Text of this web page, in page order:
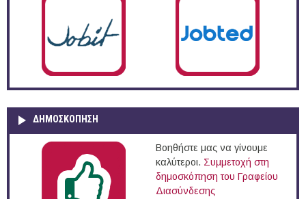
ΔΗΜΟΣΚΌΠΗΣΗ
Βοηθήστε μας να γίνουμε
καλύτεροι. Συμμετοχή στη
δημοσκόπηση του Γραφείου
Διασύνδεσης